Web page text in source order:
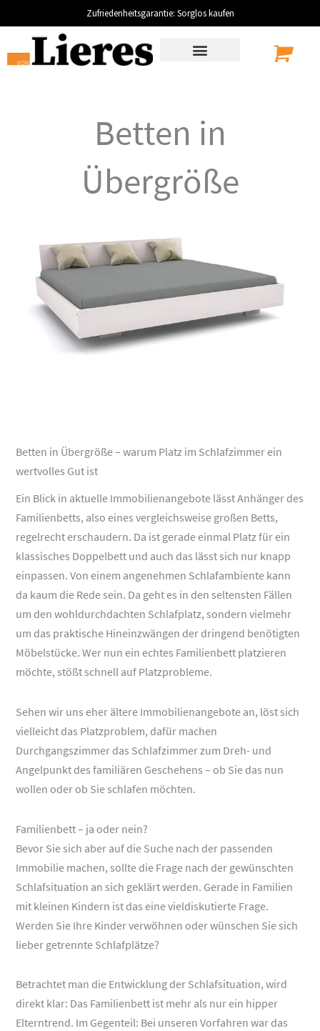
Inhalt
Zufriedenheitsgarantie: Sorglos kaufen
Betten in
Übergröße
Betten in Übergröße – warum Platz im Schlafzimmer ein
wertvolles Gut ist
Ein Blick in aktuelle Immobilienangebote lässt Anhänger des
Familienbetts, also eines vergleichsweise großen Betts,
regelrecht erschaudern. Da ist gerade einmal Platz für ein
klassisches Doppelbett und auch das lässt sich nur knapp
einpassen. Von einem angenehmen Schlafambiente kann
da kaum die Rede sein. Da geht es in den seltensten Fällen
um den wohldurchdachten Schlafplatz, sondern vielmehr
um das praktische Hineinzwängen der dringend benötigten
Möbelstücke. Wer nun ein echtes Familienbett platzieren
möchte, stößt schnell auf Platzprobleme.
Sehen wir uns eher ältere Immobilienangebote an, löst sich
vielleicht das Platzproblem, dafür machen
Durchgangszimmer das Schlafzimmer zum Dreh- und
Angelpunkt des familiären Geschehens – ob Sie das nun
wollen oder ob Sie schlafen möchten.
Familienbett – ja oder nein?
Bevor Sie sich aber auf die Suche nach der passenden
Immobilie machen, sollte die Frage nach der gewünschten
Schlafsituation an sich geklärt werden. Gerade in Familien
mit kleinen Kindern ist das eine vieldiskutierte Frage.
Werden Sie Ihre Kinder verwöhnen oder wünschen Sie sich
lieber getrennte Schlafplätze?
Betrachtet man die Entwicklung der Schlafsituation, wird
direkt klar: Das Familienbett ist mehr als nur ein hipper
Elterntrend. Im Gegenteil: Bei unseren Vorfahren war das